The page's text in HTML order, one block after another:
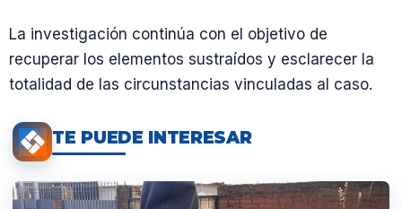
La investigación continúa con el objetivo de
recuperar los elementos sustraídos y esclarecer la
totalidad de las circunstancias vinculadas al caso.
TE PUEDE INTERESAR